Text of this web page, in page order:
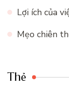
Lợi ích của
Mẹo chiên
Thẻ